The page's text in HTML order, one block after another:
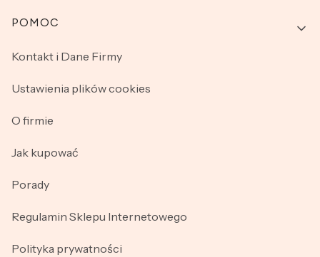
Linki w stopce
POMOC
Kontakt i Dane Firmy
Ustawienia plików cookies
O firmie
Jak kupować
Porady
Regulamin Sklepu Internetowego
Polityka prywatności